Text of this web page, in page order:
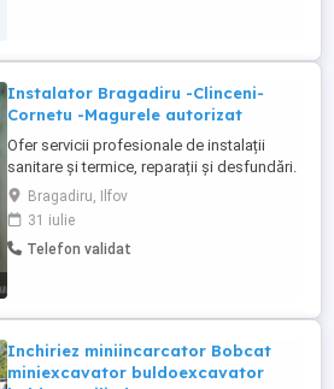
Instalator Bragadiru -Clinceni-
Cornetu -Magurele autorizat
Ofer servicii profesionale de instalații
sanitare și termice, reparații și desfundări.
Montez centrale termice, calorifere,
panouri solare, aeroterme, cazane termice
Montaj boilere, sifoane de pardoseală,
obiecte sanitare Instalez hidrofoare,
Bragadiru, Ilfov
31 iulie
Telefon validat
Inchiriez miniincarcator Bobcat
miniexcavator buldoexcavator